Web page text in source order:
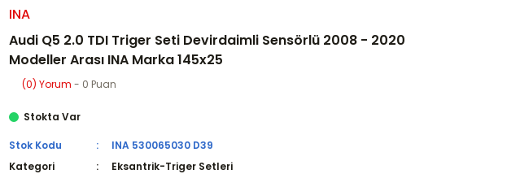
INA
Audi Q5 2.0 TDI Triger Seti Devirdaimli Sensörlü 2008 - 2020
Modeller Arası INA Marka 145x25
(0) Yorum - 0 Puan
Stokta Var
Stok Kodu
INA 530065030 D39
Kategori
Eksantrik-Triger Setleri